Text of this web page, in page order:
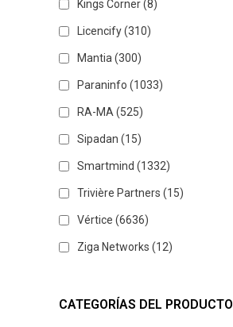
Kings Corner(8)
Licencify(310)
Mantia (300)
Paraninfo (1033)
RA-MA (525)
Sipadan (15)
Smartmind (1332)
Trivière Partners (15)
Vértice (6636)
Ziga Networks (12)
CATEGORÍAS DEL PRODUCTO